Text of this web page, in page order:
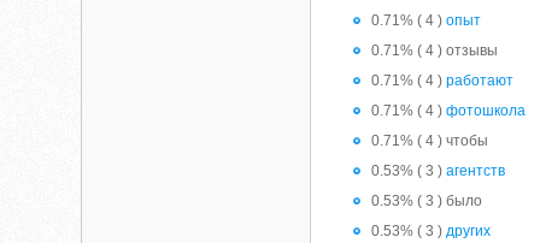
0.71% ( 4 )опыт
0.71% ( 4 ) отзывы
0.71% ( 4 )работают
0.71% ( 4 )фотошкола
0.71% ( 4 ) чтобы
0.53% ( 3 )агентств
0.53% ( 3 ) было
0.53% ( 3 )других